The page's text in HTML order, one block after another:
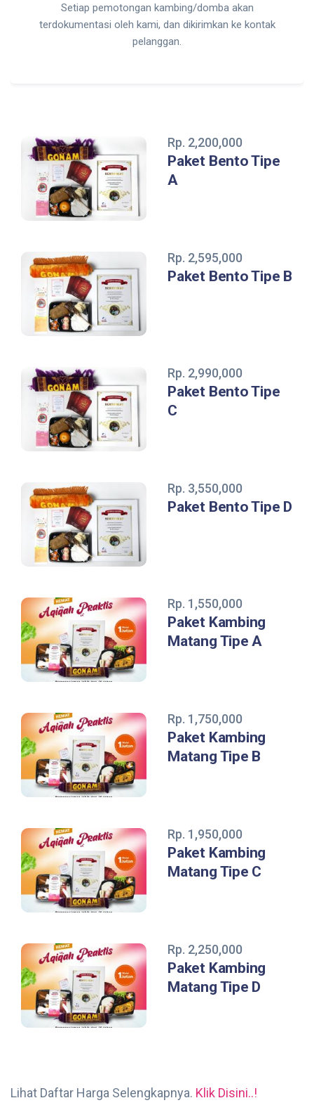
Setiap pemotongan kambing/domba akan
terdokumentasi oleh kami, dan dikirimkan ke kontak
pelanggan.
Rp. 2,200,000
Paket Bento Tipe
A
Rp. 2,595,000
Paket Bento Tipe B
Rp. 2,990,000
Paket Bento Tipe
C
Rp. 3,550,000
Paket Bento Tipe D
Rp. 1,550,000
Paket Kambing
Matang Tipe A
Rp. 1,750,000
Paket Kambing
Matang Tipe B
Rp. 1,950,000
Paket Kambing
Matang Tipe C
Rp. 2,250,000
Paket Kambing
Matang Tipe D
Lihat Daftar Harga Selengkapnya. Klik Disini..!